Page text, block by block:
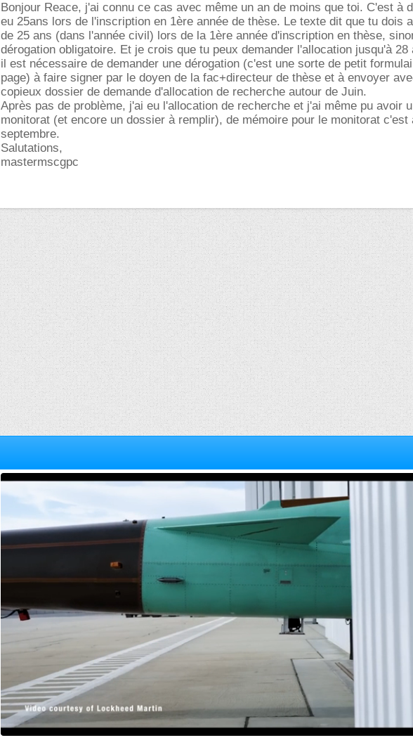
Bonjour Reace, j'ai connu ce cas avec même un an de moins que toi. C'est à
eu 25ans lors de l'inscription en 1ère année de thèse. Le texte dit que tu dois
de 25 ans (dans l'année civil) lors de la 1ère année d'inscription en thèse,
dérogation obligatoire. Et je crois que tu peux demander l'allocation jusqu'à 28
il est nécessaire de demander une dérogation (c'est une sorte de petit
page) à faire signer par le doyen de la fac+directeur de thèse et à envoyer
copieux dossier de demande d'allocation de recherche autour de Juin.
Après pas de problème, j'ai eu l'allocation de recherche et j'ai même pu avoir
monitorat (et encore un dossier à remplir), de mémoire pour le monitorat c'est
septembre.
Salutations,
mastermscgpc